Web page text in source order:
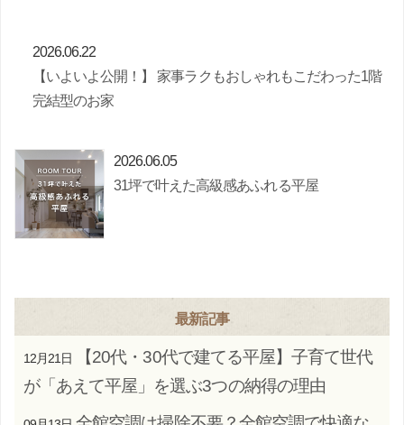
2026.06.22
【いよいよ公開！】 家事ラクもおしゃれもこだわった1階
完結型のお家
2026.06.05
31坪で叶えた高級感あふれる平屋
最新記事
12月21日
【20代・30代で建てる平屋】子育て世代
が「あえて平屋」を選ぶ3つの納得の理由